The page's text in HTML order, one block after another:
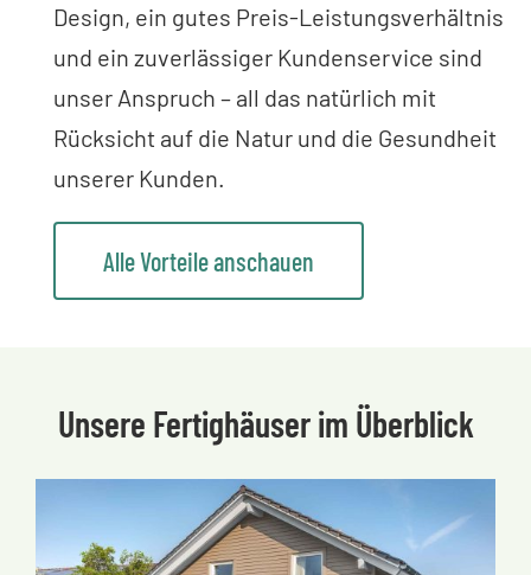
Design, ein gutes Preis-Leistungsverhältnis
und ein zuverlässiger Kundenservice sind
unser Anspruch – all das natürlich mit
Rücksicht auf die Natur und die Gesundheit
unserer Kunden.
Alle Vorteile anschauen
Unsere Fertighäuser im Überblick